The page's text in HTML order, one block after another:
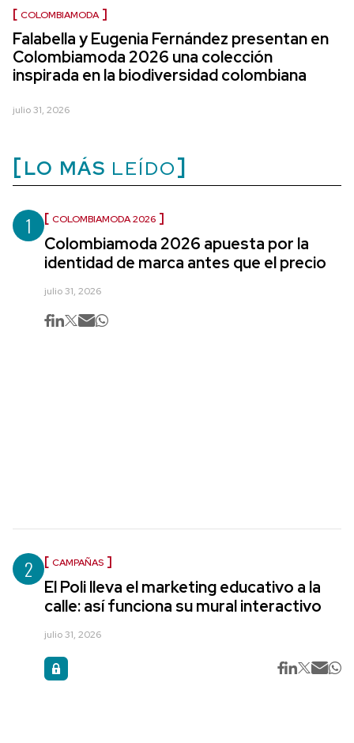
COLOMBIAMODA
Falabella y Eugenia Fernández presentan en
Colombiamoda 2026 una colección
inspirada en la biodiversidad colombiana
julio 31, 2026
LO MÁS LEÍDO
1 COLOMBIAMODA 2026
Colombiamoda 2026 apuesta por la
identidad de marca antes que el precio
julio 31, 2026
2 CAMPAÑAS
El Poli lleva el marketing educativo a la
calle: así funciona su mural interactivo
julio 31, 2026